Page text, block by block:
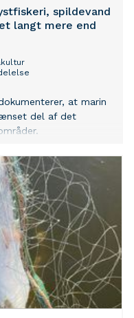
spildevand
langt mere end
at marin
del af det